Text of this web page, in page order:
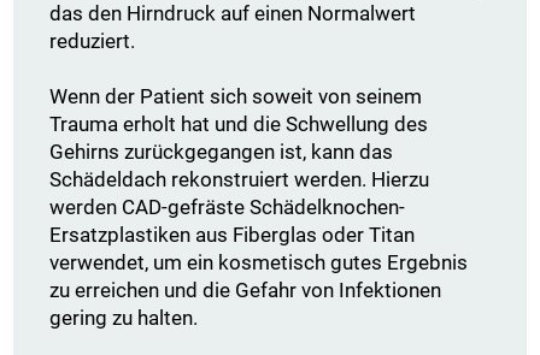
das den Hirndruck auf einen Normalwert
reduziert.
Wenn der Patient sich soweit von seinem
Trauma erholt hat und die Schwellung des
Gehirns zurückgegangen ist, kann das
Schädeldach rekonstruiert werden. Hierzu
werden CAD-gefräste Schädelknochen-
Ersatzplastiken aus Fiberglas oder Titan
verwendet, um ein kosmetisch gutes Ergebnis
zu erreichen und die Gefahr von Infektionen
gering zu halten.